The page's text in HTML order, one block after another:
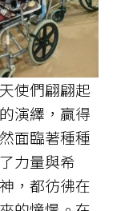
使們翩翩起
演繹，贏得
面臨著種種
力量與希
，都彷彿在